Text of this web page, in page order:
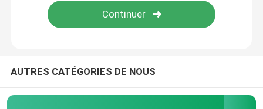
AUTRES CATÉGORIES DE NOUS